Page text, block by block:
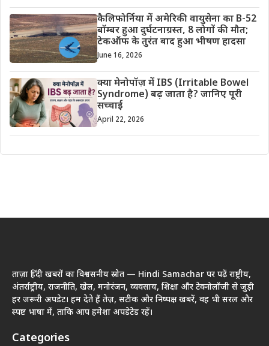
कैलिफोर्निया में अमेरिकी वायुसेना का B-52
बॉम्बर हुआ दुर्घटनाग्रस्त, 8 लोगों की मौत;
टेकऑफ के तुरंत बाद हुआ भीषण हादसा
June 16, 2026
क्या मेनोपॉज़ में IBS (Irritable Bowel
Syndrome) बढ़ जाता है? जानिए पूरी
सच्चाई
April 22, 2026
ताज़ा हिंदी खबरों का विश्वसनीय स्रोत — Hindi Samachar पर पढ़ें राष्ट्रीय,
अंतर्राष्ट्रीय, राजनीति, खेल, मनोरंजन, व्यवसाय, शिक्षा और टेक्नोलॉजी से जुड़ी
हर जरूरी अपडेट। हम देते हैं तेज़, सटीक और निष्पक्ष खबरें, वह भी सरल और
स्पष्ट भाषा में, ताकि आप हमेशा अपडेटेड रहें।
Categories